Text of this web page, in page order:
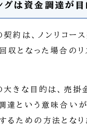
グは資金調達が目
契約は、ノンリコー
収となった場合のリ
大きな目的は、売
達という意味合い
るための方法となり